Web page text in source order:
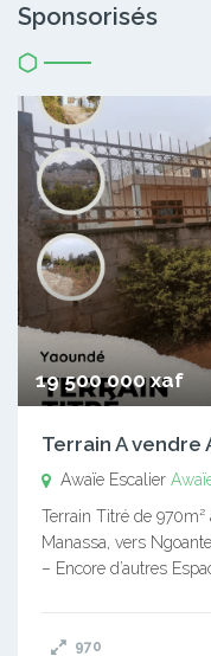
Sponsorisés
19 500 000 xaf
Terrain A vendre
Awaïe Escalier
Terrain Titré de
Manassa, vers
– Encore d’autres
970